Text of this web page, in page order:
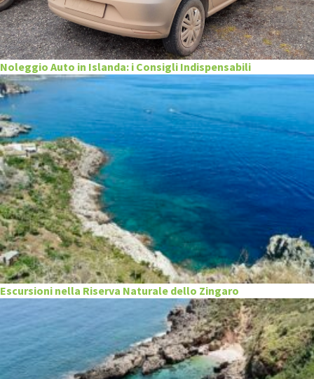
Noleggio Auto in Islanda: i Consigli Indispensabili
Escursioni nella Riserva Naturale dello Zingaro